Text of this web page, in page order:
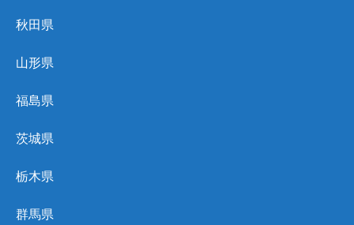
秋田県
山形県
福島県
茨城県
栃木県
群馬県